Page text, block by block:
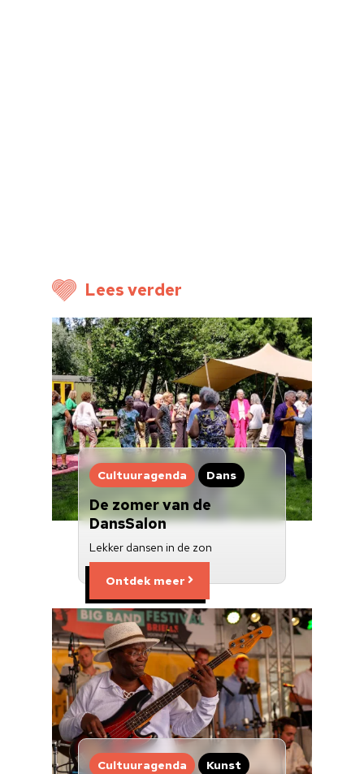
Lees verder
Cultuuragenda Dans
De zomer van de
DansSalon
Lekker dansen in de zon
Ontdek meer
Cultuuragenda Kunst